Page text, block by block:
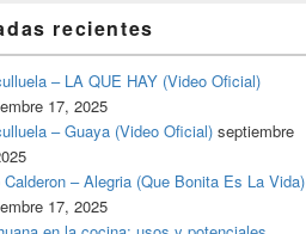
recientes
– LA QUE HAY (Video Oficial)
17, 2025
– Guaya (Video Oficial) septiembre
Calderon – Alegria (Que Bonita Es La Vida)
17, 2025